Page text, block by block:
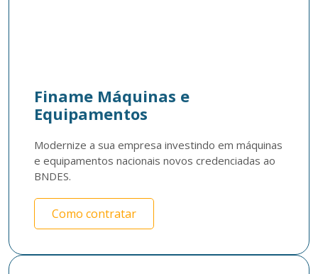
Finame Máquinas e
Equipamentos
Modernize a sua empresa investindo em máquinas
e equipamentos nacionais novos credenciadas ao
BNDES.
Como contratar